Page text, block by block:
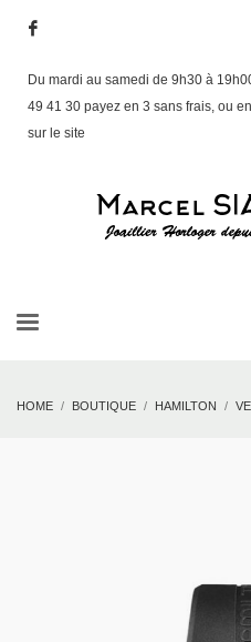
Du mardi au samedi de 9h30 à
49 41 30 payez en 3 sans frais, ou
sur le site
HOME BOUTIQUE HAMILTON